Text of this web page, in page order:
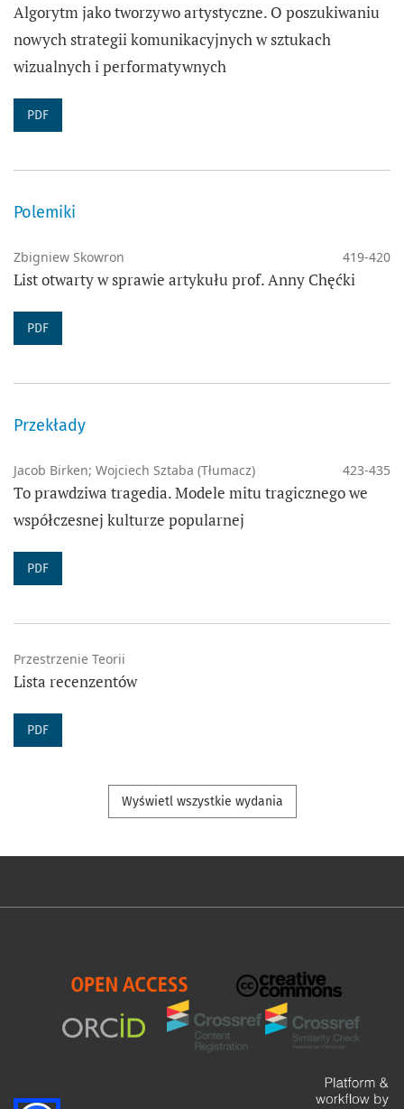
Algorytm jako tworzywo artystyczne. O poszukiwaniu
nowych strategii komunikacyjnych w sztukach
wizualnych i performatywnych
PDF
Polemiki
Zbigniew Skowron 419-420
List otwarty w sprawie artykułu prof. Anny Chęćki
PDF
Przekłady
Jacob Birken; Wojciech Sztaba (Tłumacz) 423-435
To prawdziwa tragedia. Modele mitu tragicznego we
współczesnej kulturze popularnej
PDF
Przestrzenie Teorii
Lista recenzentów
PDF
Wyświetl wszystkie wydania